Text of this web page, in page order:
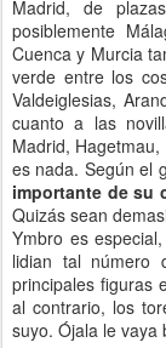
Madrid, de
posiblemente
Cuenca y Murcia
verde entre los
Valdeiglesias,
cuanto a las
Madrid,
es nada. Según el
importante de su
Quizás sean
Ymbro es
lidian tal número
principales figuras
al contrario, los
suyo. Ójala le vaya